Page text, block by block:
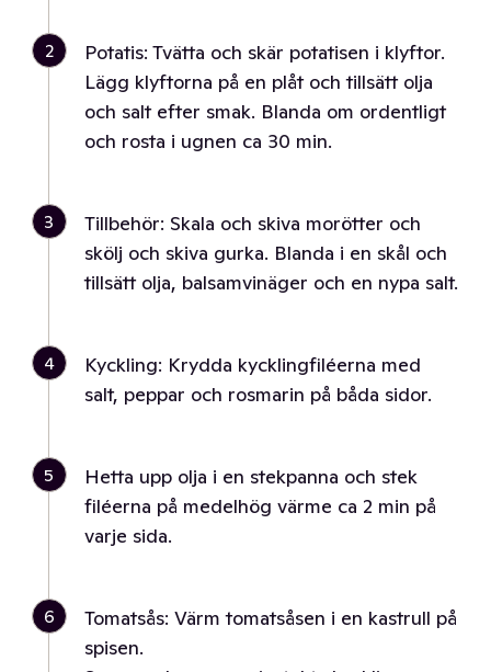
2
Potatis: Tvätta och skär potatisen i klyftor.
Lägg klyftorna på en plåt och tillsätt olja
och salt efter smak. Blanda om ordentligt
och rosta i ugnen ca 30 min.
3
Tillbehör: Skala och skiva morötter och
skölj och skiva gurka. Blanda i en skål och
tillsätt olja, balsamvinäger och en nypa salt.
4
Kyckling: Krydda kycklingfiléerna med
salt, peppar och rosmarin på båda sidor.
5
Hetta upp olja i en stekpanna och stek
filéerna på medelhög värme ca 2 min på
varje sida.
6
Tomatsås: Värm tomatsåsen i en kastrull på
spisen.